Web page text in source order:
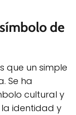
de
que un simple
Se ha
cultural y
identidad y